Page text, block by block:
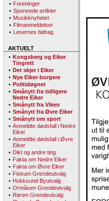
• Foreninger
• Sponsede artikler
• Musikknyheter
• Filmanmeldelser
• Lesernes bidrag
AKTUELT
• Kongsberg og Eiker
Tingrett
• Det skjer i Eiker
• Nye Eiker-borgere
• Politidøgnet
• Smånytt fra tidligere
Nedre Eiker
• Smånytt fra Viken
• Smånytt fra Øvre Eiker
• Smånytt om sport
• Anmeldte dødsfall i Nedre
Eiker
• Anmeldte dødsfall i Øvre
Eiker
• Dikt og andre ting
• Fakta om Nedre Eiker
• Fakta om Øvre Eiker
• Fiskum Grendeutvalg
• Hokksund Byutvalg
• Ormåsen Grendeutvalg
• Røren Grendeutvalg